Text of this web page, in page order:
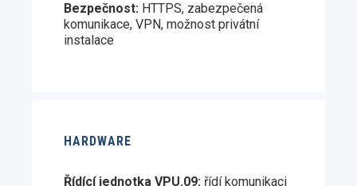
Bezpečnost: HTTPS, zabezpečená
komunikace, VPN, možnost privátní
instalace
HARDWARE
Řídící jednotka VPU.09: řídí komunikaci